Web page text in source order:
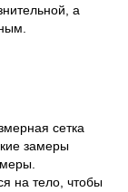
а
сетка
замеры
на тело, чтобы